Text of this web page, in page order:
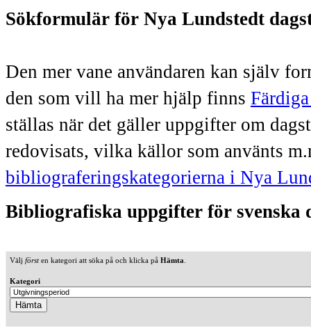
Sökformulär för Nya Lundstedt
Den mer vane användaren kan själv
den som vill ha mer hjälp finns
ställas när det gäller uppgifter om
redovisats, vilka källor som använts
bibliograferingskategorierna i Nya
Bibliografiska uppgifter för svenska
Välj försten kategori att söka på och klicka på Hämta
Kategori